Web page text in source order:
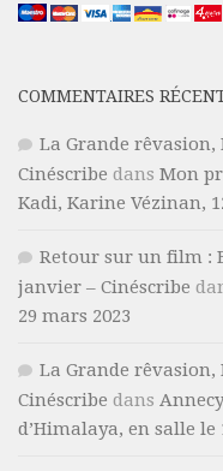
COMMENTAIRES
La Grande
Cinéscribe dans Mon
Kadi, Karine Vézinan,
Retour sur un film :
janvier – Cinéscribe
29 mars 2023
La Grande
Cinéscribe dans
d’Himalaya, en salle le